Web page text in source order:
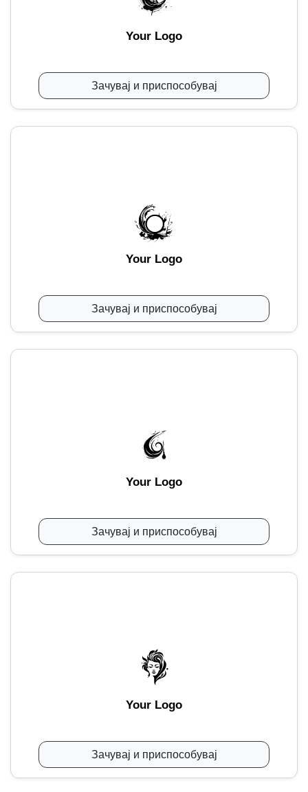
Your Logo
Зачувај и приспособувај
Your Logo
Зачувај и приспособувај
Your Logo
Зачувај и приспособувај
Your Logo
Зачувај и приспособувај